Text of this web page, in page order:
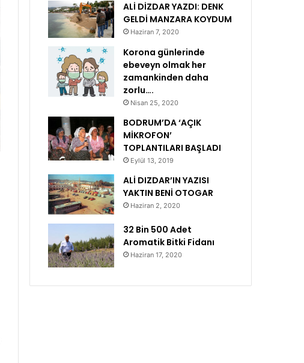
ALİ DİZDAR YAZDI: DENK
GELDİ MANZARA KOYDUM
Haziran 7, 2020
Korona günlerinde
ebeveyn olmak her
zamankinden daha
zorlu….
Nisan 25, 2020
BODRUM’DA ‘AÇIK
MİKROFON’
TOPLANTILARI BAŞLADI
Eylül 13, 2019
ALİ DIZDAR’IN YAZISI
YAKTIN BENİ OTOGAR
Haziran 2, 2020
32 Bin 500 Adet
Aromatik Bitki Fidanı
Haziran 17, 2020